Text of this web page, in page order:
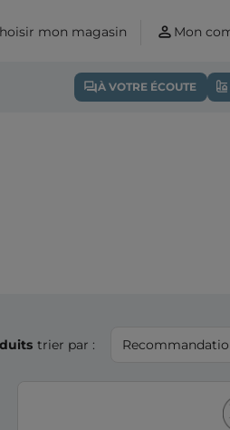
mon magasin Mon
À VOTRE ÉCOUTE
trier par :